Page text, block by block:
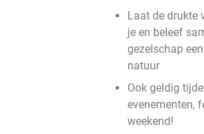
Laat de drukte
je en beleef
gezelschap
natuur
Ook geldig
evenementen,
weekend!